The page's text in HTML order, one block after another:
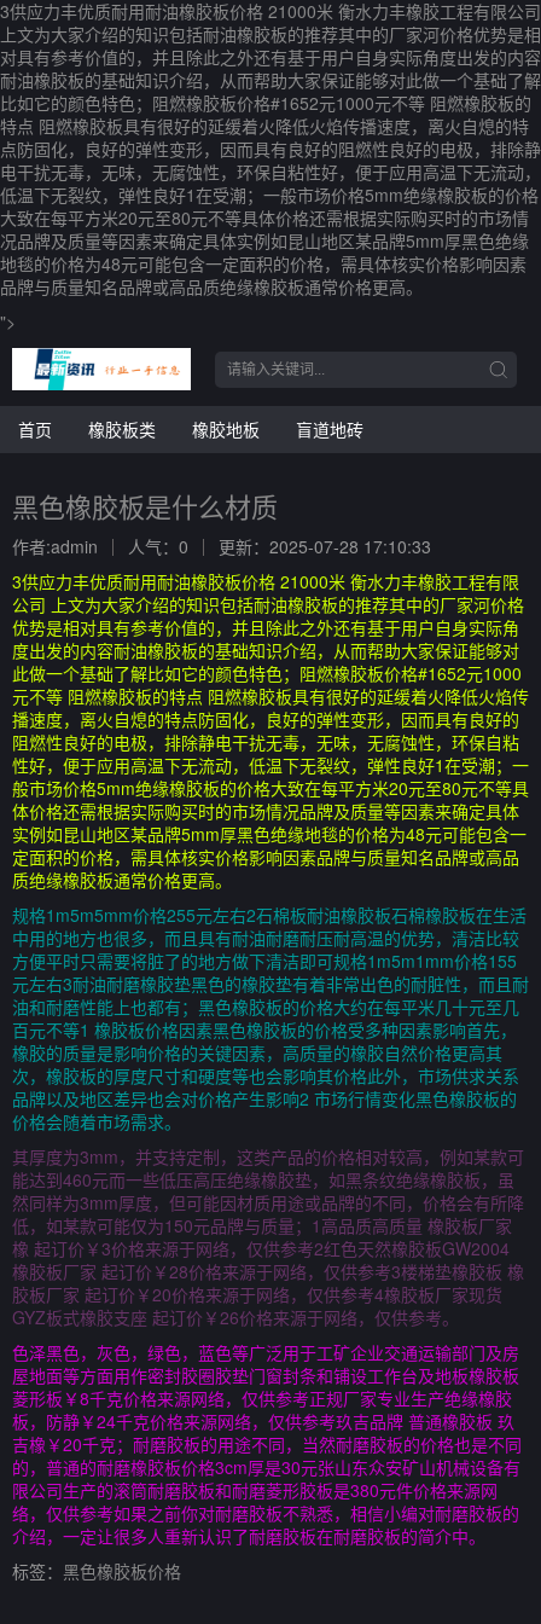
3供应力丰优质耐用耐油橡胶板价格 21000米 衡水力丰橡胶工程有限公司
上文为大家介绍的知识包括耐油橡胶板的推荐其中的厂家河价格优势是相
对具有参考价值的，并且除此之外还有基于用户自身实际角度出发的内容
耐油橡胶板的基础知识介绍，从而帮助大家保证能够对此做一个基础了解
比如它的颜色特色；阻燃橡胶板价格#1652元1000元不等 阻燃橡胶板的
特点 阻燃橡胶板具有很好的延缓着火降低火焰传播速度，离火自熄的特
点防固化，良好的弹性变形，因而具有良好的阻燃性良好的电极，排除静
电干扰无毒，无味，无腐蚀性，环保自粘性好，便于应用高温下无流动，
低温下无裂纹，弹性良好1在受潮；一般市场价格5mm绝缘橡胶板的价格
大致在每平方米20元至80元不等具体价格还需根据实际购买时的市场情
况品牌及质量等因素来确定具体实例如昆山地区某品牌5mm厚黑色绝缘
地毯的价格为48元可能包含一定面积的价格，需具体核实价格影响因素
品牌与质量知名品牌或高品质绝缘橡胶板通常价格更高。
">
首页 橡胶板类 橡胶地板 盲道地砖
黑色橡胶板是什么材质
作者:admin 人气：0
更新：2025-07-28 17:10:33
3供应力丰优质耐用耐油橡胶板价格 21000米 衡水力丰橡胶工程有限
公司 上文为大家介绍的知识包括耐油橡胶板的推荐其中的厂家河价格
优势是相对具有参考价值的，并且除此之外还有基于用户自身实际角
度出发的内容耐油橡胶板的基础知识介绍，从而帮助大家保证能够对
此做一个基础了解比如它的颜色特色；阻燃橡胶板价格#1652元1000
元不等 阻燃橡胶板的特点 阻燃橡胶板具有很好的延缓着火降低火焰传
播速度，离火自熄的特点防固化，良好的弹性变形，因而具有良好的
阻燃性良好的电极，排除静电干扰无毒，无味，无腐蚀性，环保自粘
性好，便于应用高温下无流动，低温下无裂纹，弹性良好1在受潮；一
般市场价格5mm绝缘橡胶板的价格大致在每平方米20元至80元不等具
体价格还需根据实际购买时的市场情况品牌及质量等因素来确定具体
实例如昆山地区某品牌5mm厚黑色绝缘地毯的价格为48元可能包含一
定面积的价格，需具体核实价格影响因素品牌与质量知名品牌或高品
质绝缘橡胶板通常价格更高。
规格1m5m5mm价格255元左右2石棉板耐油橡胶板石棉橡胶板在生活
中用的地方也很多，而且具有耐油耐磨耐压耐高温的优势，清洁比较
方便平时只需要将脏了的地方做下清洁即可规格1m5m1mm价格155
元左右3耐油耐磨橡胶垫黑色的橡胶垫有着非常出色的耐脏性，而且耐
油和耐磨性能上也都有；黑色橡胶板的价格大约在每平米几十元至几
百元不等1 橡胶板价格因素黑色橡胶板的价格受多种因素影响首先，
橡胶的质量是影响价格的关键因素，高质量的橡胶自然价格更高其
次，橡胶板的厚度尺寸和硬度等也会影响其价格此外，市场供求关系
品牌以及地区差异也会对价格产生影响2 市场行情变化黑色橡胶板的
价格会随着市场需求。
其厚度为3mm，并支持定制，这类产品的价格相对较高，例如某款可
能达到460元而一些低压高压绝缘橡胶垫，如黑条纹绝缘橡胶板，虽
然同样为3mm厚度，但可能因材质用途或品牌的不同，价格会有所降
低，如某款可能仅为150元品牌与质量；1高品质高质量 橡胶板厂家
橡 起订价￥3价格来源于网络，仅供参考2红色天然橡胶板GW2004
橡胶板厂家 起订价￥28价格来源于网络，仅供参考3楼梯垫橡胶板 橡
胶板厂家 起订价￥20价格来源于网络，仅供参考4橡胶板厂家现货
GYZ板式橡胶支座 起订价￥26价格来源于网络，仅供参考。
色泽黑色，灰色，绿色，蓝色等广泛用于工矿企业交通运输部门及房
屋地面等方面用作密封胶圈胶垫门窗封条和铺设工作台及地板橡胶板
菱形板￥8千克价格来源网络，仅供参考正规厂家专业生产绝缘橡胶
板，防静￥24千克价格来源网络，仅供参考玖吉品牌 普通橡胶板 玖
吉橡￥20千克；耐磨胶板的用途不同，当然耐磨胶板的价格也是不同
的，普通的耐磨橡胶板价格3cm厚是30元张山东众安矿山机械设备有
限公司生产的滚筒耐磨胶板和耐磨菱形胶板是380元件价格来源网
络，仅供参考如果之前你对耐磨胶板不熟悉，相信小编对耐磨胶板的
介绍，一定让很多人重新认识了耐磨胶板在耐磨胶板的简介中。
标签： 黑色橡胶板价格